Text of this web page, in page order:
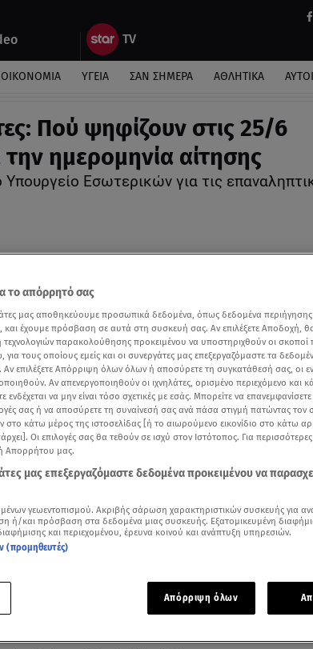
ΟΙΚΟΝΟΜΙΑ ΥΓΕΙΑ ΣΑΝ ΣΗΜΕΡΑ ΑΘΛΗΤΙΚΑ
Πού ψηφίζουν στις 25/6
ημερομηνία αίτησης
Υπουργείο Εσωτερικών για τις
περισσότερα άρθρα μας στα αποτελέσματα αναζήτησης
Add star.gr on Google
το απόρρητό σας
μας αποθηκεύουμε προσωπικά δεδομένα, όπως δεδομένα
και έχουμε πρόσβαση σε αυτά στη συσκευή σας. Αν επιλέξετε Αποδοχή,
τεχνολογιών παρακολούθησης προκειμένου να υποστηριχθούν οι σκοποί
για τους οποίους εμείς και οι συνεργάτες μας επεξεργαζόμαστε τα
επιλέξετε Απόρριψη όλων όλων ή αποσύρετε τη συγκατάθεσή σας, οι
Αν απενεργοποιηθούν οι ιχνηλάτες, ορισμένο περιεχόμενο και
ενδέχεται να μην είναι τόσο σχετικές με εσάς. Μπορείτε να
σας ή να αποσύρετε τη συναίνεσή σας ανά πάσα στιγμή πατώντας τον
στο κάτω μέρος της ιστοσελίδας [ή το αιωρούμενο εικονίδιο στο κάτω
Οι επιλογές σας θα τεθούν σε ισχύ στον Ιστότοπος. Για
Απορρήτου μας.
μας επεξεργαζόμαστε δεδομένα προκειμένου να
γεωεντοπισμού. Ακριβής σάρωση χαρακτηριστικών συσκευής για
ή/και πρόσβαση στα δεδομένα μιας συσκευής. Εξατομικευμένη
και περιεχομένου, έρευνα κοινού και ανάπτυξη υπηρεσιών.
(προμηθευτές)
Απόρριψη όλων